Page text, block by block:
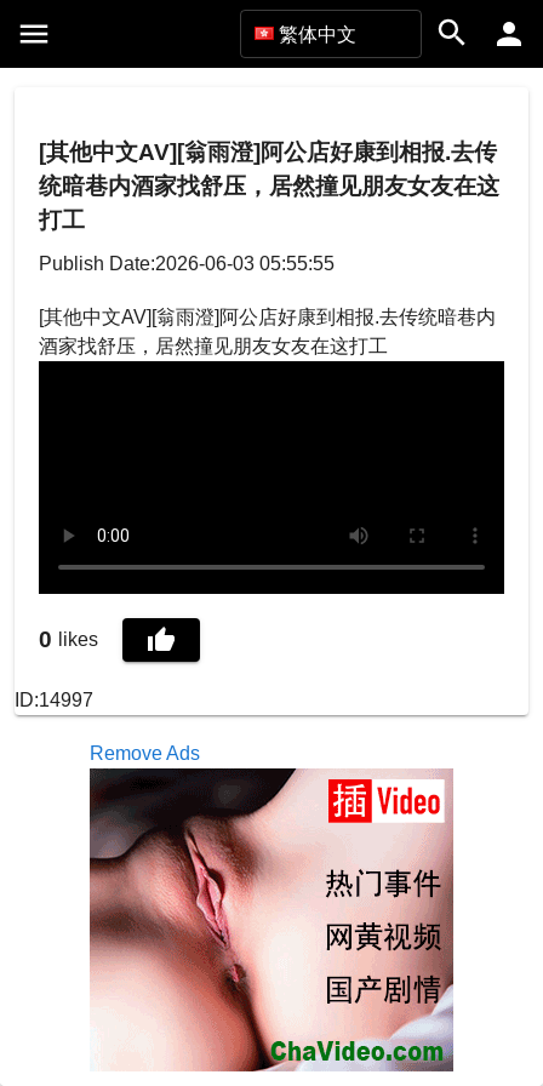
繁体中文
[其他中文AV][翁雨澄]阿公店好康到相报.去传
统暗巷内酒家找舒压，居然撞见朋友女友在这
打工
Publish Date:2026-06-03 05:55:55
[其他中文AV][翁雨澄]阿公店好康到相报.去传统暗巷内
酒家找舒压，居然撞见朋友女友在这打工
0 likes
ID:14997
Remove Ads